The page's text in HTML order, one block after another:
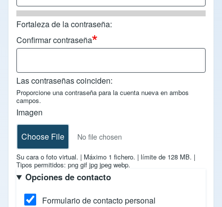
Fortaleza de la contraseña:
Confirmar contraseña
Las contraseñas coinciden:
Proporcione una contraseña para la cuenta nueva en ambos
campos.
Imagen
Choose File No file chosen
Su cara o foto virtual. | Máximo 1 fichero. | límite de 128 MB. |
Tipos permitidos: png gif jpg jpeg webp.
Opciones de contacto
Formulario de contacto personal